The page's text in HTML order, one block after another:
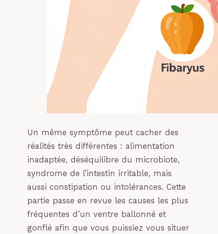
Un même symptôme peut cacher des
réalités très différentes : alimentation
inadaptée, déséquilibre du microbiote,
syndrome de l’intestin irritable, mais
aussi constipation ou intolérances. Cette
partie passe en revue les causes les plus
fréquentes d’un ventre ballonné et
gonflé afin que vous puissiez vous situer